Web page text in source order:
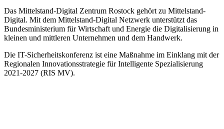
Das Mittelstand-Digital Zentrum Rostock gehört zu Mittelstand-
Digital. Mit dem Mittelstand-Digital Netzwerk unterstützt das
Bundesministerium für Wirtschaft und Energie die Digitalisierung in
kleinen und mittleren Unternehmen und dem Handwerk.
Die IT-Sicherheitskonferenz ist eine Maßnahme im Einklang mit der
Regionalen Innovationsstrategie für Intelligente Spezialisierung
2021-2027 (RIS MV).